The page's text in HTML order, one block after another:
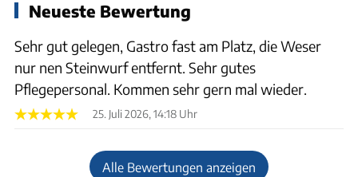
Neueste Bewertung
Sehr gut gelegen, Gastro fast am Platz, die Weser
nur nen Steinwurf entfernt. Sehr gutes
Pflegepersonal. Kommen sehr gern mal wieder.
25. Juli 2026, 14:18 Uhr
Alle Bewertungen anzeigen